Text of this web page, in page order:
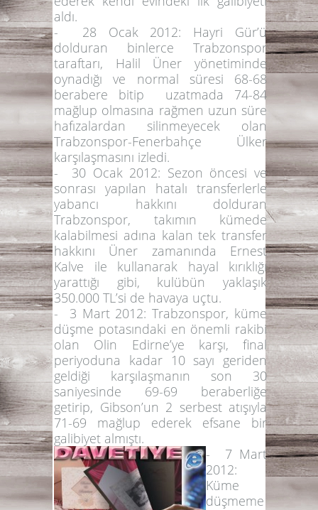
aldı.
- 28 Ocak 2012: Hayri Gür’ü
dolduran binlerce Trabzonspor
taraftarı, Halil Üner yönetiminde
oynadığı ve normal süresi 68-68
berabere bitip uzatmada 74-84
mağlup olmasına rağmen uzun süre
hafızalardan silinmeyecek olan
Trabzonspor-Fenerbahçe Ülker
karşılaşmasını izledi.
- 30 Ocak 2012: Sezon öncesi ve
sonrası yapılan hatalı transferlerle
yabancı hakkını dolduran
Trabzonspor, takımın kümede
kalabilmesi adına kalan tek transfer
hakkını Üner zamanında Ernest
Kalve ile kullanarak hayal kırıklığı
yarattığı gibi, kulübün yaklaşık
350.000 TL’si de havaya uçtu.
- 3 Mart 2012:Trabzonspor, küme
düşme potasındaki en önemli rakibi
olan Olin Edirne’ye karşı, final
periyoduna kadar 10 sayı geriden
geldiği karşılaşmanın son 30
saniyesinde 69-69 beraberliğe
getirip, Gibson’un 2 serbest atışıyla
71-69 mağlup ederek efsane bir
galibiyet almıştı.
- 7 Mart
2012:
Küme
düşmeme